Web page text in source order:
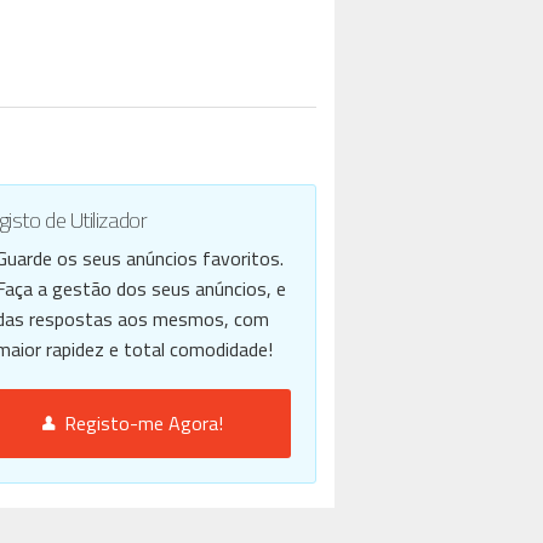
de Utilizador
os seus anúncios favoritos.
a gestão dos seus anúncios, e
respostas aos mesmos, com
rapidez e total comodidade!
Registo-me Agora!